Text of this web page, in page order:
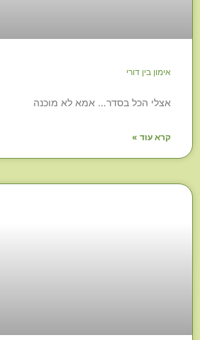
אימון בין דורי
אצלי הכל בסדר… אמא לא מוכנה
קרא עוד »